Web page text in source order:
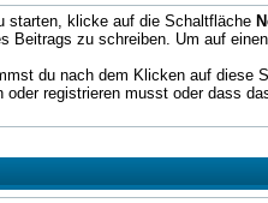
starten, klicke auf die Schaltfläche
Beitrags zu schreiben. Um auf
du nach dem Klicken auf diese
oder registrieren musst oder dass